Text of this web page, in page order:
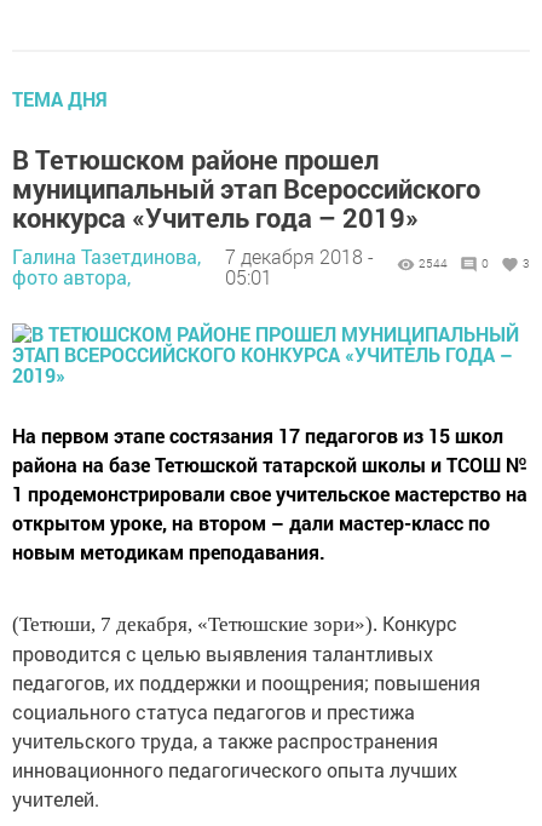
ТЕМА ДНЯ
В Тетюшском районе прошел
муниципальный этап Всероссийского
конкурса «Учитель года – 2019»
Галина Тазетдинова,
фото автора,
7 декабря 2018 -
05:01
2544 0 3
На первом этапе состязания 17 педагогов из 15 школ
района на базе Тетюшской татарской школы и ТСОШ №
1 продемонстрировали свое учительское мастерство на
открытом уроке, на втором – дали мас­тер-класс по
новым методикам преподавания.
(Тетюши, 7 декабря, «Тетюшские зори»). Конкурс
проводится с целью выявления талантливых
педагогов, их поддержки и поощрения; повышения
социального статуса педагогов и престижа
учительского труда, а также распространения
инновационного педагогического опыта лучших
учителей.